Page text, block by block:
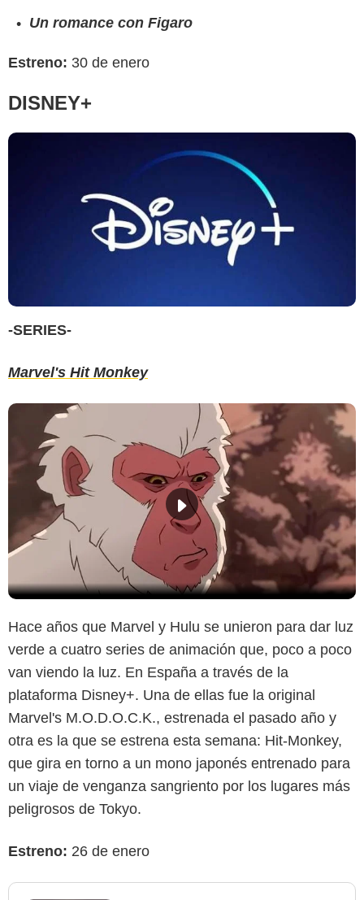
Un romance con Figaro
Estreno: 30 de enero
DISNEY+
-SERIES-
Marvel's Hit Monkey
Hace años que Marvel y Hulu se unieron para dar luz
verde a cuatro series de animación que, poco a poco
van viendo la luz. En España a través de la
plataforma Disney+. Una de ellas fue la original
Marvel's M.O.D.O.C.K., estrenada el pasado año y
otra es la que se estrena esta semana: Hit-Monkey,
que gira en torno a un mono japonés entrenado para
un viaje de venganza sangriento por los lugares más
peligrosos de Tokyo.
Estreno: 26 de enero